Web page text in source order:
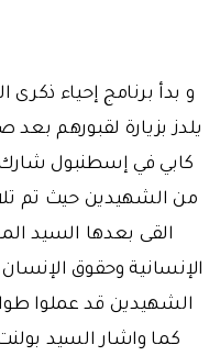
و بدأ برنامج إحياء
يلدز بزيارة لقبورهم
كابي في إسطنبول شارك
من الشهيدين حيث تم
القى بعدها السيد
الإنسانية وحقوق
الشهيدين قد عملوا
كما واشار السيد بولنت